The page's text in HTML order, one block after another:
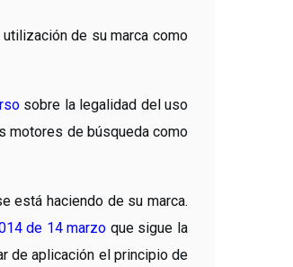
de su marca como
sobre la legalidad del uso
motores de búsqueda como
está haciendo de su marca.
de 14 marzo que sigue la
de aplicación el principio de